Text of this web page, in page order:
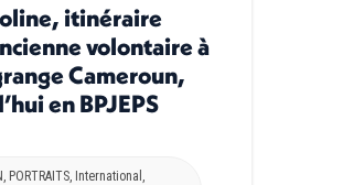
itinéraire
volontaire à
Cameroun,
en BPJEPS
PORTRAITS, International